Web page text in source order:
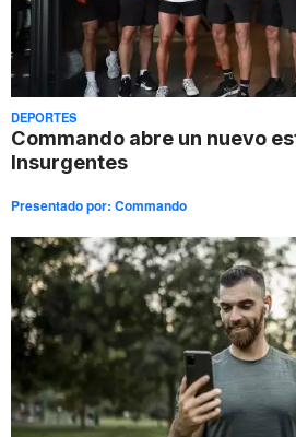
DEPORTES
Commando abre un nuevo
Insurgentes
Presentado por: Commando